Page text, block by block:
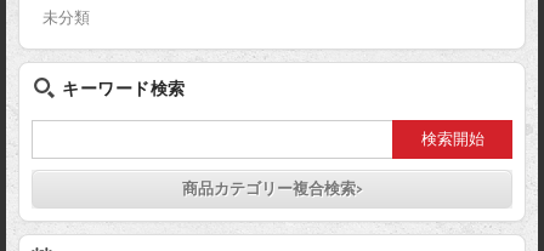
未分類
キーワード検索
商品カテゴリー複合検索>